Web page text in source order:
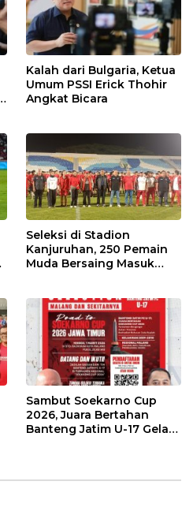
Kalah dari Bulgaria, Ketua
Umum PSSI Erick Thohir
Angkat Bicara
Seleksi di Stadion
Kanjuruhan, 250 Pemain
Muda Bersaing Masuk
Sambut Soekarno Cup
2026, Juara Bertahan
Banteng Jatim U-17 Gelar